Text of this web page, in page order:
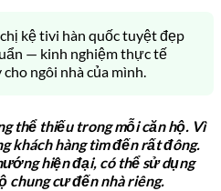
kệ tivi hàn quốc tuyệt đẹp
— kinh nghiệm thực tế
ngôi nhà của mình.
thể thiếu trong mỗi căn hộ. Vì
khách hàng tìm đến rất đông.
hiện đại, có thể sử dụng
chung cư đến nhà riêng.